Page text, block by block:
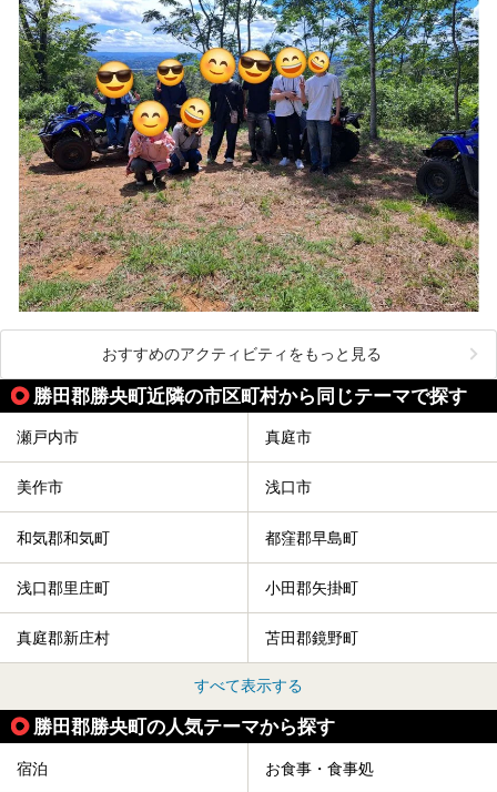
おすすめのアクティビティをもっと見る
勝田郡勝央町近隣の市区町村から同じテーマで探す
瀬戸内市 真庭市
美作市 浅口市
和気郡和気町 都窪郡早島町
浅口郡里庄町 小田郡矢掛町
真庭郡新庄村 苫田郡鏡野町
すべて表示する
勝田郡勝央町の人気テーマから探す
宿泊 お食事・食事処